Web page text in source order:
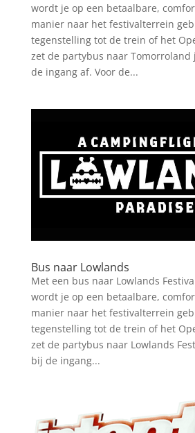
wordt je op een betaalbare,
manier naar het festivalterrein
tegenstelling tot de trein of het
zet de partybus naar
de ingang af. Voor de...
Bus naar Lowlands
Met een bus naar Lowlands
wordt je op een betaalbare,
manier naar het festivalterrein
tegenstelling tot de trein of het
zet de partybus naar Lowlands
bij de ingang...